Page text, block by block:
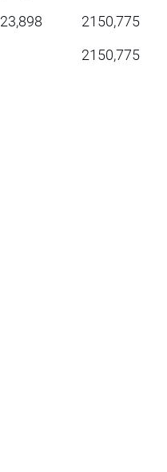
23,898 2150,775
2150,775